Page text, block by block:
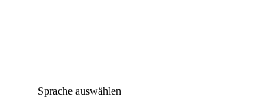
Sprache auswählen